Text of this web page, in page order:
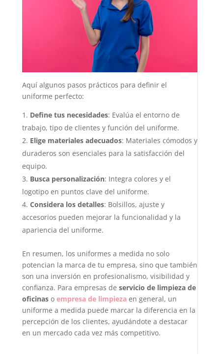
Aquí algunos pasos prácticos para definir el
uniforme perfecto:
Define tus necesidades: Evalúa el entorno de
trabajo, tipo de clientes y función del uniforme.
Elige materiales adecuados: Materiales cómodos y
duraderos son esenciales para la satisfacción del
equipo.
Busca personalización: Integra colores y el
logotipo en puntos clave del uniforme.
Considera los detalles: Bolsillos, ajuste y
accesorios pueden mejorar la funcionalidad y la
apariencia del uniforme.
En resumen, los uniformes a medida no solo
potencian la marca de tu empresa, sino que también
son una inversión en profesionalismo, visibilidad y
confianza. Para empresas de servicio de limpieza de
oficinaso empresa de limpiezaen general, un
uniforme a medida puede marcar la diferencia en la
percepción de los clientes, ayudándote a destacar
en un mercado cada vez más competitivo.